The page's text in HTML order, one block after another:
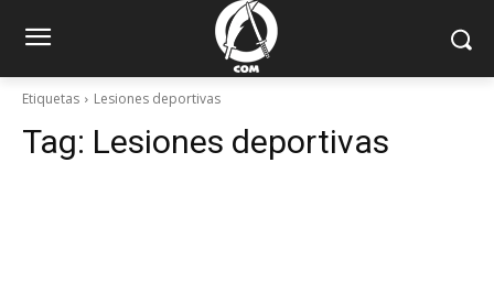
Etiquetas Lesiones deportivas
Tag: Lesiones deportivas